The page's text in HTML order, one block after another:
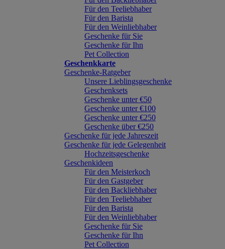
Für den Teeliebhaber
Für den Barista
Für den Weinliebhaber
Geschenke für Sie
Geschenke für Ihn
Pet Collection
Geschenkkarte
Geschenke-Ratgeber
Unsere Lieblingsgeschenke
Geschenksets
Geschenke unter €50
Geschenke unter €100
Geschenke unter €250
Geschenke über €250
Geschenke für jede Jahreszeit
Geschenke für jede Gelegenheit
Hochzeitsgeschenke
Geschenkideen
Für den Meisterkoch
Für den Gastgeber
Für den Backliebhaber
Für den Teeliebhaber
Für den Barista
Für den Weinliebhaber
Geschenke für Sie
Geschenke für Ihn
Pet Collection